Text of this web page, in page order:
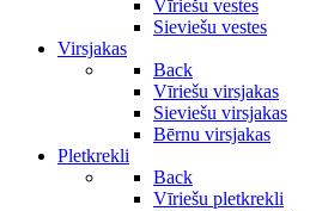
Vīriešu vestes
Sieviešu vestes
Virsjakas
Back
Vīriešu virsjakas
Sieviešu virsjakas
Bērnu virsjakas
Pletkrekli
Back
Vīriešu pletkrekli